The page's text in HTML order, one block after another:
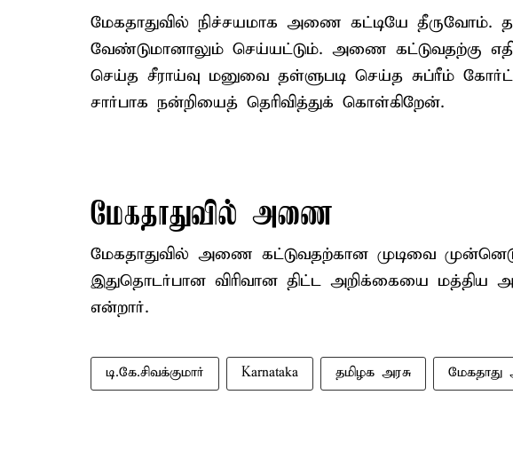
மேகதாதுவில் நிச்சயமாக அணை கட்டியே தீருவோம்.
வேண்டுமானாலும் செய்யட்டும். அணை கட்டுவதற்கு
செய்த சீராய்வு மனுவை தள்ளுபடி செய்த சுப்ரீம்
சார்பாக நன்றியைத் தெரிவித்துக் கொள்கிறேன்.
மேகதாதுவில் அணை
மேகதாதுவில் அணை கட்டுவதற்கான முடிவை
இதுதொடர்பான விரிவான திட்ட அறிக்கையை மத்திய
என்றார்.
டி.கே.சிவக்குமார் Karnataka தமிழக அரசு